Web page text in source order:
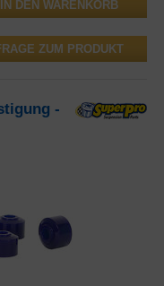
ZUM PRODUKT
-